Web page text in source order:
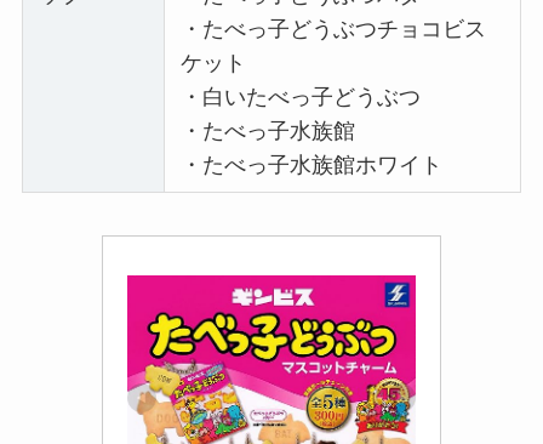
・たべっ子どうぶつチョコビス
ケット
・白いたべっ子どうぶつ
・たべっ子水族館
・たべっ子水族館ホワイト